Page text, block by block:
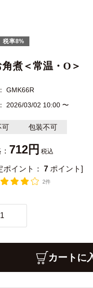
税率8%
煮＜常温・O＞
GMK66R
2026/03/02 10:00 〜
可 包装不可
712 税込
ポイント： 7 ポイント]
2件
カートに